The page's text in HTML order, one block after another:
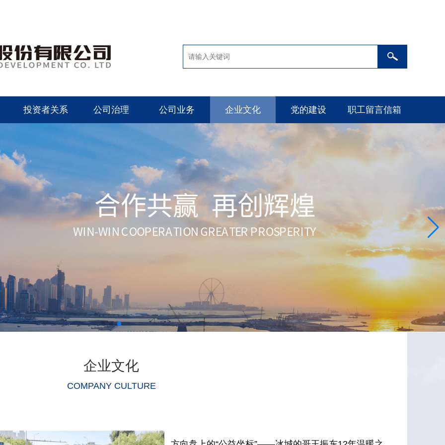
投资者关系 公司治理 公司业务 企业文化 党的建设 职工留言信箱
企业文化
COMPANY CULTURE